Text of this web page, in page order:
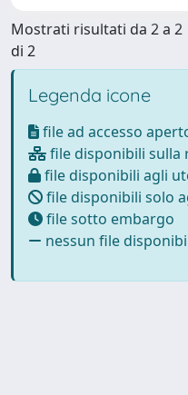
Mostrati risultati da 2 a 2
di 2
Legenda icone
file ad accesso
file disponibili sulla
file disponibili agli
file disponibili solo
file sotto embargo
nessun file